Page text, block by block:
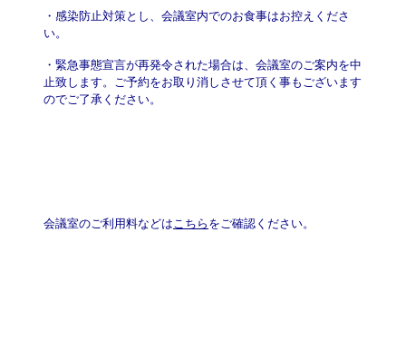
・感染防止対策とし、会議室内でのお食事はお控えくださ
い。
・緊急事態宣言が再発令された場合は、会議室のご案内を中
止致します。ご予約をお取り消しさせて頂く事もございます
のでご了承ください。
会議室のご利用料などは こちら をご確認ください。